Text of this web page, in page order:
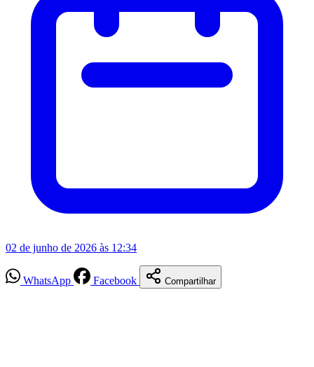
02 de junho de 2026 às 12:34
WhatsApp Facebook Compartilhar